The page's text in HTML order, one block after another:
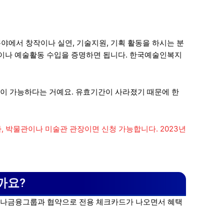
야에서 창작이나 실연, 기술지원, 기획 활동을 하시는 분
예술활동 수입을 증명하면 됩니다. 한국예술인복지
가능하다는 거예요. 유효기간이 사라졌기 때문에 한
박물관이나 미술관 관장이면 신청 가능합니다. 2023년
요?
금융그룹과 협약으로 전용 체크카드가 나오면서 혜택